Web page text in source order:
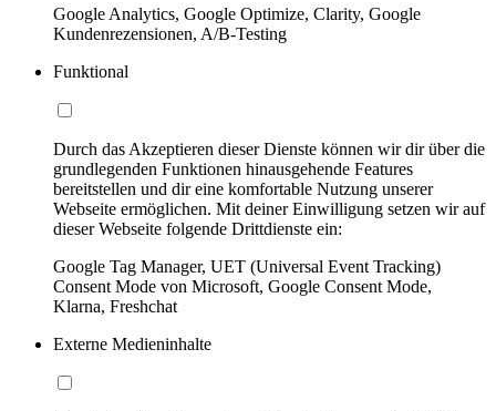
Google Analytics, Google Optimize, Clarity, Google
Kundenrezensionen, A/B-Testing
Funktional
Durch das Akzeptieren dieser Dienste können wir dir über die
grundlegenden Funktionen hinausgehende Features
bereitstellen und dir eine komfortable Nutzung unserer
Webseite ermöglichen. Mit deiner Einwilligung setzen wir auf
dieser Webseite folgende Drittdienste ein:
Google Tag Manager, UET (Universal Event Tracking)
Consent Mode von Microsoft, Google Consent Mode,
Klarna, Freshchat
Externe Medieninhalte